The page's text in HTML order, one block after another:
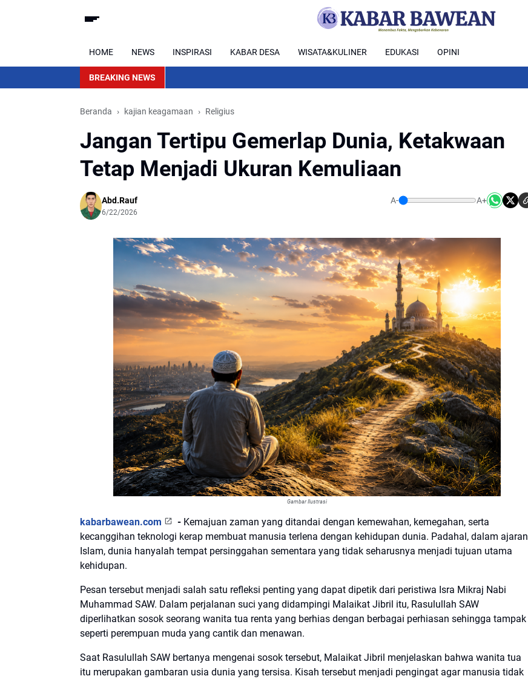
HOME NEWS INSPIRASI KABAR DESA WISATA&KULINER EDUKASI OPINI
BREAKING NEWS
Beranda kajian keagamaan Religius
Jangan Tertipu Gemerlap Dunia, Ketakwaan
Tetap Menjadi Ukuran Kemuliaan
Abd.Rauf
6/22/2026
A- A+
Gambar Ilustrasi
kabarbawean.com - Kemajuan zaman yang ditandai dengan kemewahan, kemegahan, serta
kecanggihan teknologi kerap membuat manusia terlena dengan kehidupan dunia. Padahal, dalam ajaran
Islam, dunia hanyalah tempat persinggahan sementara yang tidak seharusnya menjadi tujuan utama
kehidupan.
Pesan tersebut menjadi salah satu refleksi penting yang dapat dipetik dari peristiwa Isra Mikraj Nabi
Muhammad SAW. Dalam perjalanan suci yang didampingi Malaikat Jibril itu, Rasulullah SAW
diperlihatkan sosok seorang wanita tua renta yang berhias dengan berbagai perhiasan sehingga tampak
seperti perempuan muda yang cantik dan menawan.
Saat Rasulullah SAW bertanya mengenai sosok tersebut, Malaikat Jibril menjelaskan bahwa wanita tua
itu merupakan gambaran usia dunia yang tersisa. Kisah tersebut menjadi pengingat agar manusia tidak